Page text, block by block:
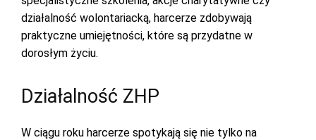
działalność wolontariacką, harcerze zdobywają
praktyczne umiejętności, które są przydatne w
dorosłym życiu.
Działalność ZHP
W ciągu roku harcerze spotykają się nie tylko na